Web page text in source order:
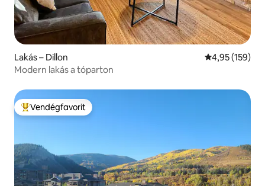
Lakás – Dillon Átlagos
4,95 (159)
Modern lakás a tóparton
Kiemelt vendégfavorit
Vendégfavorit